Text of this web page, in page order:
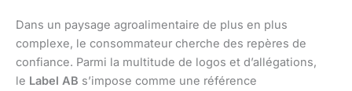
Dans un paysage agroalimentaire de plus en plus
complexe, le consommateur cherche des repères de
confiance. Parmi la multitude de logos et d’allégations,
le Label AB s’impose comme une référence